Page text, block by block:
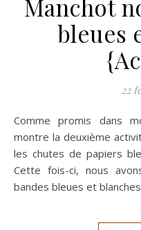
Manchot
bleues
22
Comme promis dans mon précédent article, je vous
montre la deuxième
les chutes de papiers
Cette fois-ci, nous
bandes bleues et